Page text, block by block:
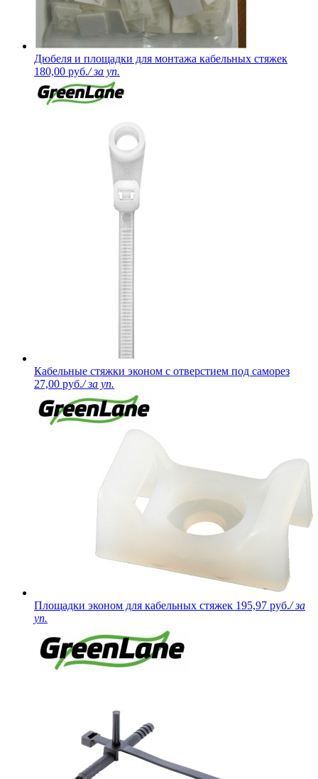
Дюбеля и площадки для монтажа кабельных стяжек
180,00 руб./ за уп.
Кабельные стяжки эконом с отверстием под саморез
27,00 руб./ за уп.
Площадки эконом для кабельных стяжек 195,97 руб./ за
уп.